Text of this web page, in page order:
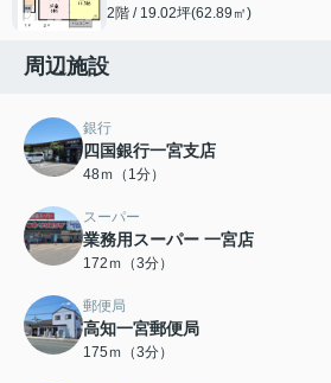
2階 / 19.02坪(62.89㎡)
周辺施設
銀行
四国銀行一宮支店
48ｍ（1分）
スーパー
業務用スーパー 一宮店
172ｍ（3分）
郵便局
高知一宮郵便局
175ｍ（3分）